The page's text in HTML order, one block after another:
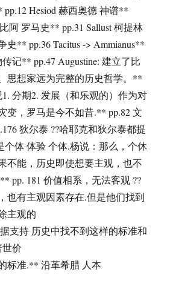
Hesiod 赫西奥德 神谱**
阿 罗马史** pp.31 Sallust 柯提林
史** pp.36 Tacitus -> Ammianus**
记** pp.47 Augustine: 建立了比
思想家远为完整的历史哲学。**
分期2. 发展（和乐观的）作为对
变，罗马是今不如昔.** pp.82 文
狄尔泰 ??哈耶克和狄尔泰都提
个体 体验 个体.杨说：那么，个休
不能，历史即使想要主观，也不
pp. 181 价值相系，无法客观 ??
也有主观因素存在.但是他们找到
主观的
支持 历史中找不到这样的标准和
价
标准.** 沿革希腊 人本